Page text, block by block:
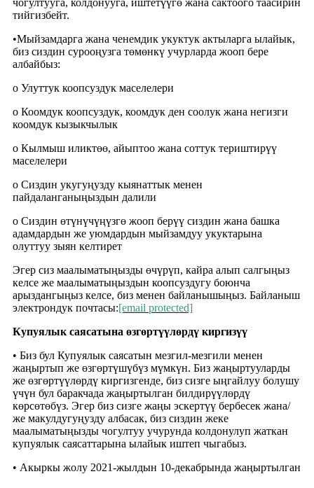
чогултууга, колдонууга, иштетүүгө жана сактоого таасирин
тийгизбейт.
•Мыйзамдарга жана ченемдик укуктук актыларга ылайык,
биз сиздин сурооңузга төмөнкү учурларда жооп бере
албайбыз:
o Улуттук коопсуздук маселелери
o Коомдук коопсуздук, коомдук ден соолук жана негизги
коомдук кызыкчылык
o Кылмыш иликтөө, айыптоо жана соттук териштирүү
маселелери
o Сиздин укугуңузду кыянаттык менен
пайдаланганыңыздын далили
o Сиздин өтүнүчүңүзгө жооп берүү сиздин жана башка
адамдардын же уюмдардын мыйзамдуу укуктарына
олуттуу зыян келтирет
Эгер сиз маалыматыңызды өчүрүп, кайра алып салгыңыз
келсе же маалыматыңыздын коопсуздугу боюнча
арыздангыңыз келсе, биз менен байланышыңыз. Байланыш
электрондук почтасы:[email protected]
Купуялык саясатына өзгөртүүлөрдү киргизүү
• Биз бул Купуялык саясатын мезгил-мезгили менен
жаңыртып же өзгөртүшүбүз мүмкүн. Биз жаңыртууларды
же өзгөртүүлөрдү киргизгенде, биз сизге ыңгайлуу болушу
үчүн бул баракчада жаңыртылган билдирүүлөрдү
көрсөтөбүз. Эгер биз сизге жаңы эскертүү бербесек жана/
же макулдугуңузду албасак, биз сиздин жеке
маалыматыңызды чогултуу учурунда колдонулуп жаткан
купуялык саясаттарына ылайык иштеп чыгабыз.
• Акыркы жолу 2021-жылдын 10-декабрында жаңыртылган